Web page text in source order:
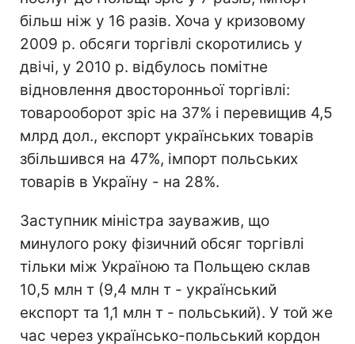
більш ніж у 16 разів. Хоча у кризовому
2009 р. обсяги торгівлі скоротились у
двічі, у 2010 р. відбулось помітне
відновлення двосторонньої торгівлі:
товарооборот зріс на 37% і перевищив 4,5
млрд дол., експорт українських товарів
збільшився на 47%, імпорт польських
товарів в Україну - на 28%.
Заступник міністра зауважив, що
минулого року фізичний обсяг торгівлі
тільки між Україною та Польщею склав
10,5 млн т (9,4 млн т - український
експорт та 1,1 млн т - польський). У той же
час через українсько-польський кордон